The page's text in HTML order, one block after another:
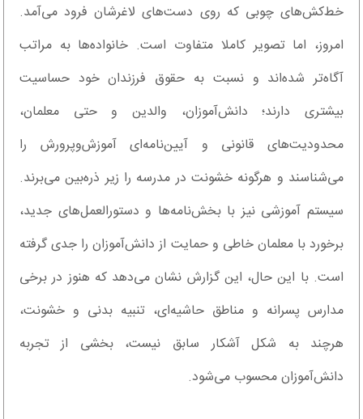
خط‌کش‌های چوبی که روی دست‌های لاغرشان فرود می‌آمد.
امروز، اما تصویر کاملا متفاوت است. خانواده‌ها به مراتب
آگاه‌تر شده‌اند و نسبت به حقوق فرزندان خود حساسیت
بیشتری دارند؛ دانش‌آموزان، والدین و حتی معلمان،
محدودیت‌های قانونی و آیین‌نامه‌ای آموزش‌وپرورش را
می‌شناسند و هرگونه خشونت در مدرسه را زیر ذره‌بین می‌برند.
سیستم آموزشی نیز با بخش‌نامه‌ها و دستورالعمل‌های جدید،
برخورد با معلمان خاطی و حمایت از دانش‌آموزان را جدی گرفته
است. با این حال، این گزارش نشان می‌دهد که هنوز در برخی
مدارس پسرانه و مناطق حاشیه‌ای، تنبیه بدنی و خشونت،
هرچند به شکل آشکار سابق نیست، بخشی از تجربه
دانش‌آموزان محسوب می‌شود.